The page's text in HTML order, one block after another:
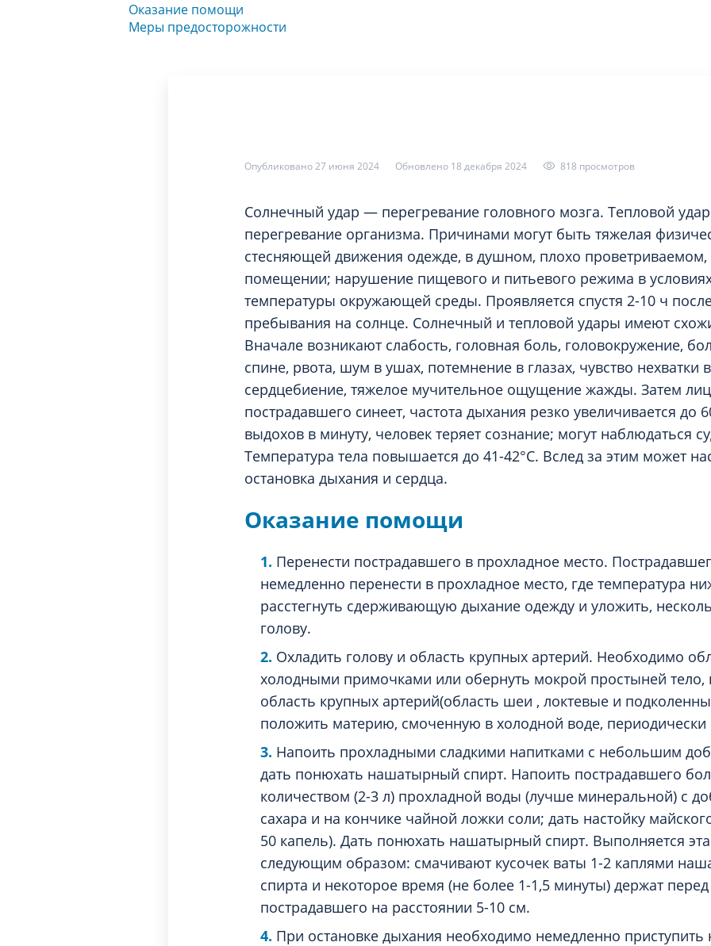
ДерматологияОказание помощи
Меры предосторожности
Опубликовано 27 июня 2024 Обновлено 18 декабря 2024 818 просмотров
Солнечный удар — перегревание головного мозга. Тепловой
перегревание организма. Причинами могут быть тяжелая
стесняющей движения одежде, в душном, плохо
помещении; нарушение пищевого и питьевого режима в
температуры окружающей среды. Проявляется спустя 2-10 ч
пребывания на солнце. Солнечный и тепловой удары имеют
Вначале возникают слабость, головная боль, головокружение,
спине, рвота, шум в ушах, потемнение в глазах, чувство нехватки
сердцебиение, тяжелое мучительное ощущение жажды. Затем
пострадавшего синеет, частота дыхания резко увеличивается до
выдохов в минуту, человек теряет сознание; могут наблюдаться
Температура тела повышается до 41-42°С. Вслед за этим может
остановка дыхания и сердца.
Оказание помощи
Перенести пострадавшего в прохладное место.
немедленно перенести в прохладное место, где температура
расстегнуть сдерживающую дыхание одежду и уложить,
голову.
Охладить голову и область крупных артерий. Необходимо
холодными примочками или обернуть мокрой простыней тело,
область крупных артерий(область шеи , локтевые и
положить материю, смоченную в холодной воде, периодически
Напоить прохладными сладкими напитками с небольшим
дать понюхать нашатырный спирт. Напоить пострадавшего
количеством (2-3 л) прохладной воды (лучше минеральной) с
сахара и на кончике чайной ложки соли; дать настойку
50 капель). Дать понюхать нашатырный спирт. Выполняется
следующим образом: смачивают кусочек ваты 1-2 каплями
спирта и некоторое время (не более 1-1,5 минуты) держат
пострадавшего на расстоянии 5-10 см.
При остановке дыхания необходимо немедленно приступить